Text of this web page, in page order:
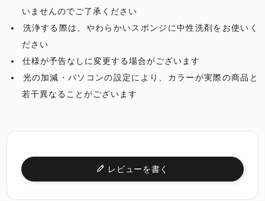
いませんのでご了承ください
洗浄する際は、やわらかいスポンジに中性洗剤をお使いく
ださい
仕様が予告なしに変更する場合がございます
光の加減・パソコンの設定により、カラーが実際の商品と
若干異なることがございます
レビューを書く